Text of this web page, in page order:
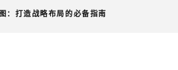
：打造战略布局的必备指南